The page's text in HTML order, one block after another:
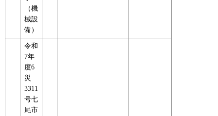
（機
械設
備）
令和
7年
度6
災
3311
号七
尾市